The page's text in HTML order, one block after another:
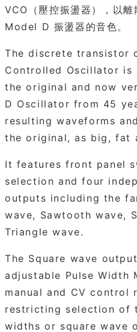
VCO（壓控振盪器），以
Model D 振盪器的音色。
The discrete transistor
Controlled Oscillator is
the original and now
D Oscillator from 45
resulting waveforms
the original, as big, fat
It features front panel
selection and four
outputs including the
wave, Sawtooth wave,
Triangle wave.
The Square wave
adjustable Pulse Width
manual and CV control
restricting selection of
widths or square wave